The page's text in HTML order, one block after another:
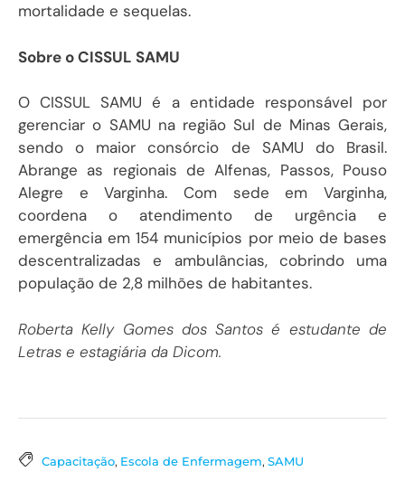
mortalidade e sequelas.
Sobre o CISSUL SAMU
O CISSUL SAMU é a entidade responsável por
gerenciar o SAMU na região Sul de Minas Gerais,
sendo o maior consórcio de SAMU do Brasil.
Abrange as regionais de Alfenas, Passos, Pouso
Alegre e Varginha. Com sede em Varginha,
coordena o atendimento de urgência e
emergência em 154 municípios por meio de bases
descentralizadas e ambulâncias, cobrindo uma
população de 2,8 milhões de habitantes.
Roberta Kelly Gomes dos Santos é estudante de
Letras e estagiária da Dicom.
Capacitação, Escola de Enfermagem, SAMU